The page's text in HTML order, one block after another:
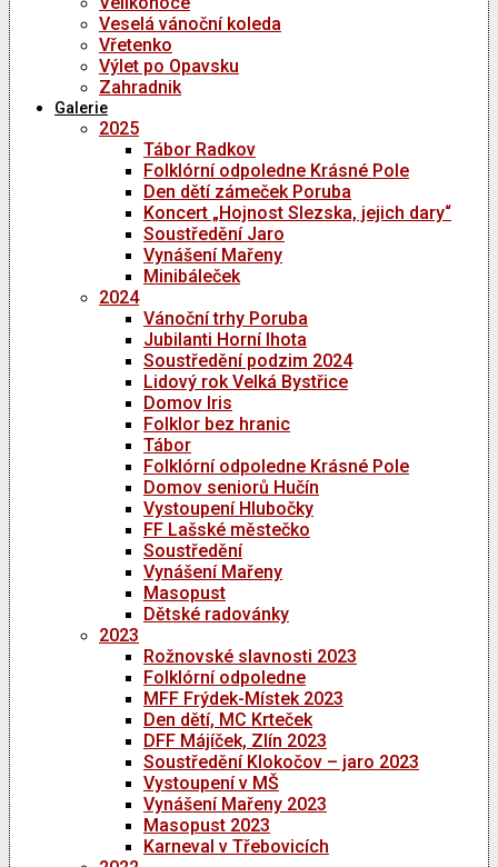
Veselá vánoční koleda
Vřetenko
Výlet po Opavsku
Zahradnik
Galerie
2025
Tábor Radkov
Folklórní odpoledne Krásné Pole
Den dětí zámeček Poruba
Koncert „Hojnost Slezska, jejich dary“
Soustředění Jaro
Vynášení Mařeny
Minibáleček
2024
Vánoční trhy Poruba
Jubilanti Horní lhota
Soustředění podzim 2024
Lidový rok Velká Bystřice
Domov Iris
Folklor bez hranic
Tábor
Folklórní odpoledne Krásné Pole
Domov seniorů Hučín
Vystoupení Hlubočky
FF Lašské městečko
Soustředění
Vynášení Mařeny
Masopust
Dětské radovánky
2023
Rožnovské slavnosti 2023
Folklórní odpoledne
MFF Frýdek-Místek 2023
Den dětí, MC Krteček
DFF Májíček, Zlín 2023
Soustředění Klokočov – jaro 2023
Vystoupení v MŠ
Vynášení Mařeny 2023
Masopust 2023
Karneval v Třebovicích